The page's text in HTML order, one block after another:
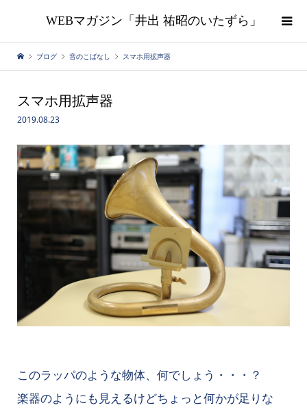
WEBマガジン「井出 祐昭のいたずら」
ブログ 音のこばなし スマホ用拡声器
スマホ用拡声器
2019.08.23
このラッパのような物体、何でしょう・・・？
楽器のようにも見えるけどちょっと何かが足りな